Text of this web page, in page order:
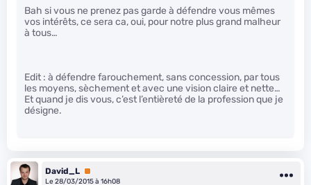
Bah si vous ne prenez pas garde à défendre vous mêmes
vos intérêts, ce sera ca, oui, pour notre plus grand malheur
à tous…
Edit : à défendre farouchement, sans concession, par tous
les moyens, sèchement et avec une vision claire et nette…
Et quand je dis vous, c’est l’entièreté de la profession que je
désigne.
David_L Premium
Le 28/03/2015 à 16h08